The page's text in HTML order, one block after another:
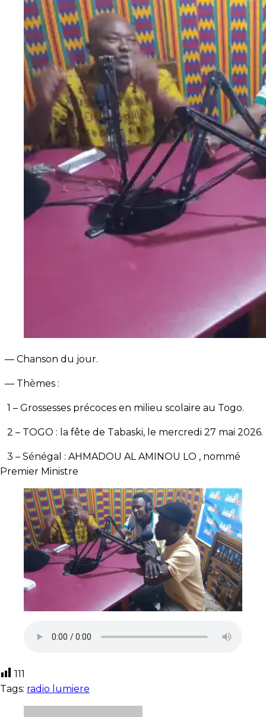
— Chanson du jour.
— Thèmes :
1 – Grossesses précoces en milieu scolaire au Togo.
2 – TOGO : la fête de Tabaski, le mercredi 27 mai 2026.
3 – Sénégal : AHMADOU AL AMINOU LO , nommé
Premier Ministre
111
Tags: radio lumiere